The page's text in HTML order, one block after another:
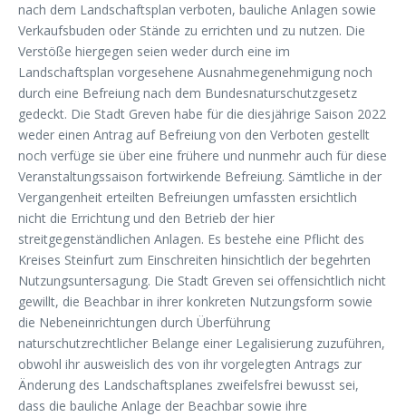
nach dem Landschaftsplan verboten, bauliche Anlagen sowie
Verkaufsbuden oder Stände zu errichten und zu nutzen. Die
Verstöße hiergegen seien weder durch eine im
Landschaftsplan vorgesehene Ausnahmegenehmigung noch
durch eine Befreiung nach dem Bundesnaturschutzgesetz
gedeckt. Die Stadt Greven habe für die diesjährige Saison 2022
weder einen Antrag auf Befreiung von den Verboten gestellt
noch verfüge sie über eine frühere und nunmehr auch für diese
Veranstaltungssaison fortwirkende Befreiung. Sämtliche in der
Vergangenheit erteilten Befreiungen umfassten ersichtlich
nicht die Errichtung und den Betrieb der hier
streitgegenständlichen Anlagen. Es bestehe eine Pflicht des
Kreises Steinfurt zum Einschreiten hinsichtlich der begehrten
Nutzungsuntersagung. Die Stadt Greven sei offensichtlich nicht
gewillt, die Beachbar in ihrer konkreten Nutzungsform sowie
die Nebeneinrichtungen durch Überführung
naturschutzrechtlicher Belange einer Legalisierung zuzuführen,
obwohl ihr ausweislich des von ihr vorgelegten Antrags zur
Änderung des Landschaftsplanes zweifelsfrei bewusst sei,
dass die bauliche Anlage der Beachbar sowie ihre